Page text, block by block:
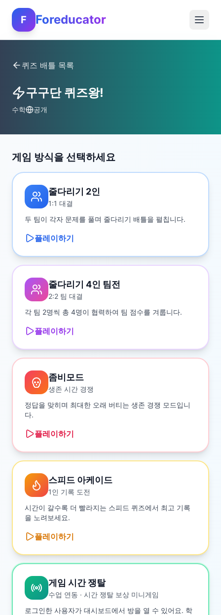
F Foreducator
퀴즈 배틀 목록
구구단 퀴즈왕!
수학 공개
게임 방식을 선택하세요
줄다리기 2인
1:1 대결
두 팀이 각자 문제를 풀며 줄다리기 배틀을 펼칩니다.
플레이하기
줄다리기 4인 팀전
2:2 팀 대결
각 팀 2명씩 총 4명이 협력하여 팀 점수를 겨룹니다.
플레이하기
좀비모드
생존 시간 경쟁
정답을 맞히며 최대한 오래 버티는 생존 경쟁 모드입니
다.
플레이하기
스피드 아케이드
1인 기록 도전
시간이 갈수록 더 빨라지는 스피드 퀴즈에서 최고 기록
을 노려보세요.
플레이하기
게임 시간 쟁탈
수업 연동 · 시간 쟁탈 보상 미니게임
로그인한 사용자가 대시보드에서 방을 열 수 있어요. 학